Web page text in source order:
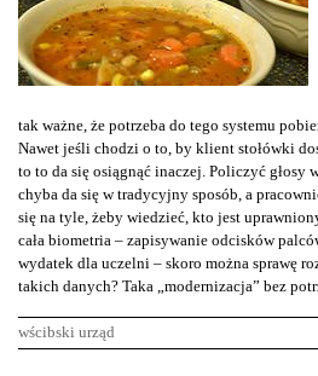
tak ważne, że potrzeba do tego systemu
Nawet jeśli chodzi o to, by klient stołówki
to to da się osiągnąć inaczej. Policzyć głosy
chyba da się w tradycyjny sposób, a
się na tyle, żeby wiedzieć, kto jest
cała biometria – zapisywanie odcisków
wydatek dla uczelni – skoro można sprawę
takich danych? Taka „modernizacja” bez
wścibski urząd